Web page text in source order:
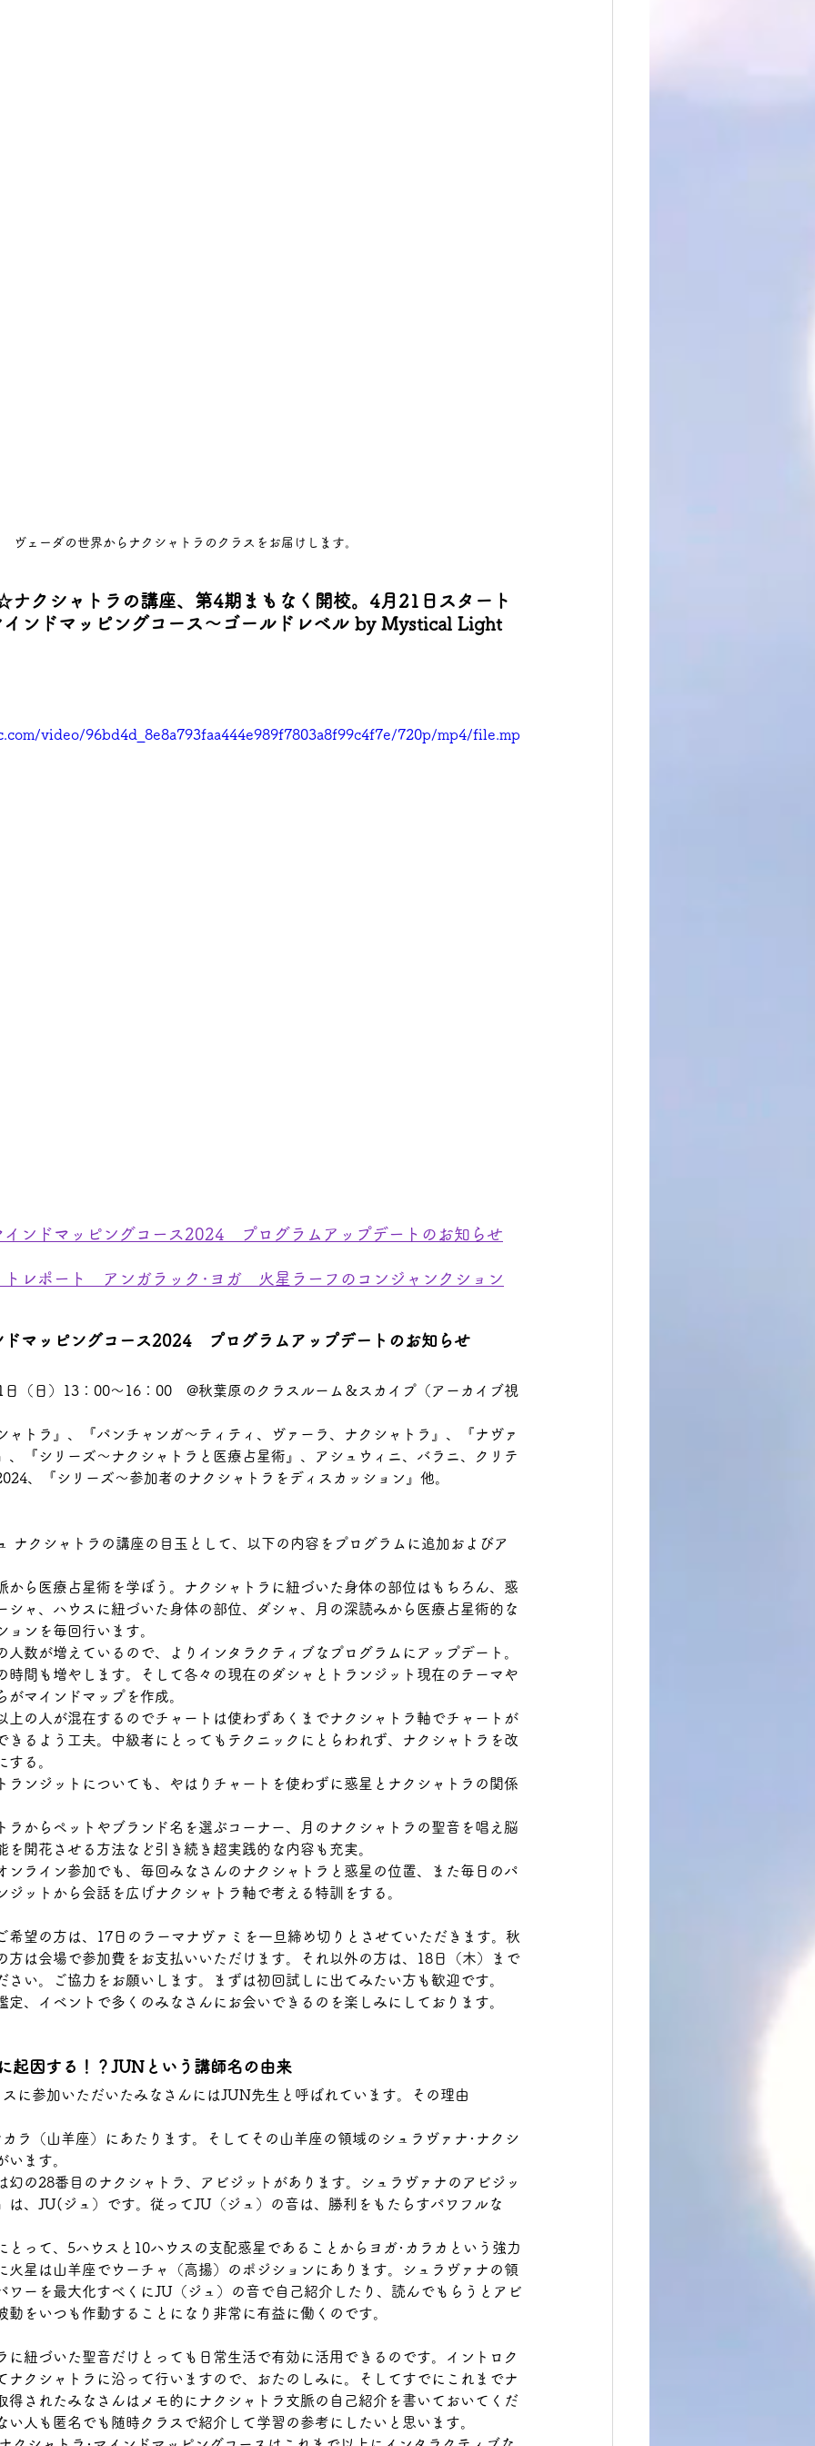
ヴェーダの世界からナクシャトラのクラスをお届けします。
クシャトラの講座、第4期まもなく開校。4月21日スタート
インドマッピングコース～ゴールドレベル by Mystical Light
video/96bd4d_8e8a793faa444e989f7803a8f99c4f7e/720p/mp4/file.mp
インドマッピングコース2024　プログラムアップデートのお知らせ
レポート　アンガラック･ヨガ　火星ラーフのコンジャンクション
マッピングコース2024　プログラムアップデートのお知らせ
日（日）13：00～16：00　@秋葉原のクラスルーム＆スカイプ（アーカイブ視
ャトラ』、『パンチャンガ～ティティ、ヴァーラ、ナクシャトラ』、『ナヴァ
、『シリーズ～ナクシャトラと医療占星術』、アシュウィニ、バラニ、クリテ
、『シリーズ～参加者のナクシャトラをディスカッション』他。
ナクシャトラの講座の目玉として、以下の内容をプログラムに追加およびア
から医療占星術を学ぼう。ナクシャトラに紐づいた身体の部位はもちろん、惑
シャ、ハウスに紐づいた身体の部位、ダシャ、月の深読みから医療占星術的な
ョンを毎回行います。
人数が増えているので、よりインタラクティブなプログラムにアップデート。
時間も増やします。そして各々の現在のダシャとトランジット現在のテーマや
がマインドマップを作成。
上の人が混在するのでチャートは使わずあくまでナクシャトラ軸でチャートが
きるよう工夫。中級者にとってもテクニックにとらわれず、ナクシャトラを改
する。
ランジットについても、やはりチャートを使わずに惑星とナクシャトラの関係
ラからペットやブランド名を選ぶコーナー、月のナクシャトラの聖音を唱え脳
を開花させる方法など引き続き超実践的な内容も充実。
ンライン参加でも、毎回みなさんのナクシャトラと惑星の位置、また毎日のパ
ジットから会話を広げナクシャトラ軸で考える特訓をする。
希望の方は、17日のラーマナヴァミを一旦締め切りとさせていただきます。秋
方は会場で参加費をお支払いいただけます。それ以外の方は、18日（木）まで
さい。ご協力をお願いします。まずは初回試しに出てみたい方も歓迎です。
定、イベントで多くのみなさんにお会いできるのを楽しみにしております。
起因する！？JUNという講師名の由来
に参加いただいたみなさんにはJUN先生と呼ばれています。その理由
ラ（山羊座）にあたります。そしてその山羊座の領域のシュラヴァナ･ナクシ
います。
幻の28番目のナクシャトラ、アビジットがあります。シュラヴァナのアビジッ
は、JU(ジュ）です。従ってJU（ジュ）の音は、勝利をもたらすパワフルな
とって、5ハウスと10ハウスの支配惑星であることからヨガ･カラカという強力
火星は山羊座でウーチャ（高揚）のポジションにあります。シュラヴァナの領
ワーを最大化すべくにJU（ジュ）の音で自己紹介したり、読んでもらうとアビ
動をいつも作動することになり非常に有益に働くのです。
に紐づいた聖音だけとっても日常生活で有効に活用できるのです。イントロク
ナクシャトラに沿って行いますので、おたのしみに。そしてすでにこれまでナ
得されたみなさんはメモ的にナクシャトラ文脈の自己紹介を書いておいてくだ
い人も匿名でも随時クラスで紹介して学習の参考にしたいと思います。